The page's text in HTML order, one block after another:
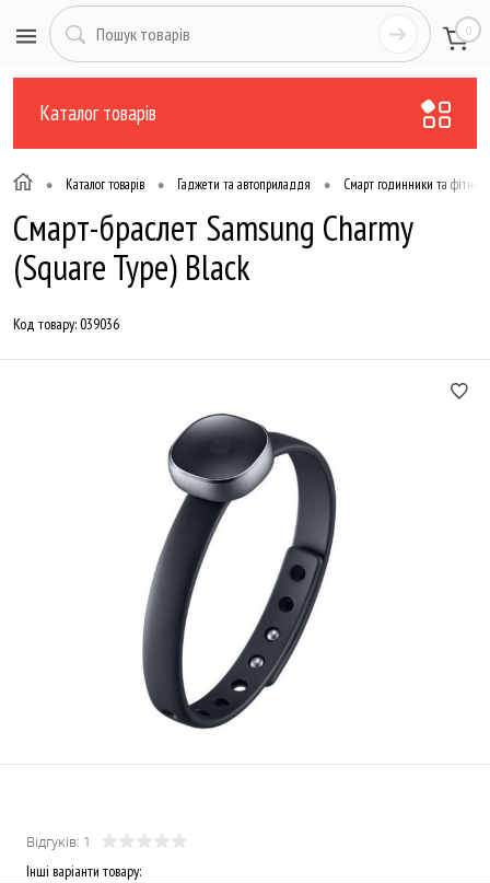
0
Каталог товарів
• Каталог товарів • Гаджети та автоприладдя • Смарт годинники та фітнес-
Смарт-браслет Samsung Charmy
(Square Type) Black
Код товару:039036
Відгуків: 1
Інші варіанти товару: